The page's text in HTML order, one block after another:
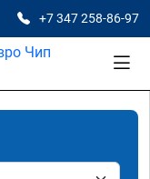
+7 347 258-86-97